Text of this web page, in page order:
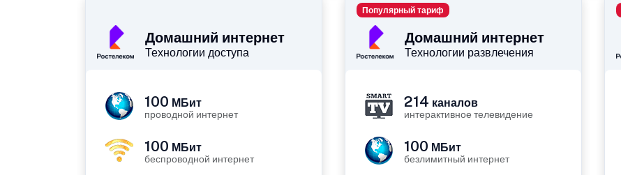
Домашний интернет
Технологии доступа
100 МБит
проводной интернет
100 МБит
беспроводной интернет
Домашний интернет
Технологии развлечения
Популярный тариф
214 каналов
интерактивное телевидение
100 МБит
безлимитный интернет